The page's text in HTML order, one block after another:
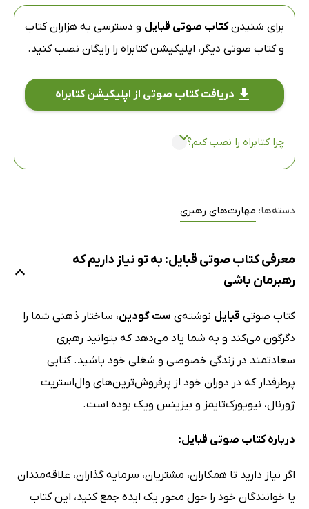
برای شنیدنکتاب صوتی قبایل و دسترسی به هزاران کتاب
و کتاب صوتی دیگر، اپلیکیشن کتابراه را رایگان نصب کنید.
دریافت کتاب صوتی از اپلیکیشن کتابراه
چرا کتابراه را نصب کنم؟
دسته‌ها: مهارت‌های رهبری
معرفی کتاب صوتی قبایل: به تو نیاز داریم که
رهبرمان باشی
کتاب صوتی قبایل نوشته‌ی ست گودین، ساختار ذهنی شما را
دگرگون می‌کند و به شما یاد می‌دهد که بتوانید رهبری
سعادتمند در زندگی خصوصی و شغلی خود باشید. کتابی
پرطرفدار که در دوران خود از پرفروش‌ترین‌های وال‌استریت
ژورنال، نیویورک‌تایمز و بیزینس ویک بوده است.
درباره کتاب صوتی قبایل:
اگر نیاز دارید تا همکاران، مشتریان، سرمایه گذاران، علاقه‌مندان
یا خوانندگان خود را حول محور یک ایده جمع کنید، این کتاب